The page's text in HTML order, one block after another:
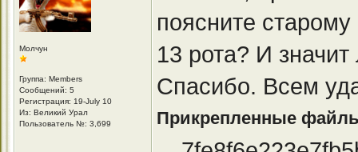
Молчун
Группа: Members
Сообщений: 5
Регистрация: 19-July 10
Из: Великий Урал
Пользователь №: 3,699
поясните
13 рота? И
Спасибо. Всем
Прикрепленные